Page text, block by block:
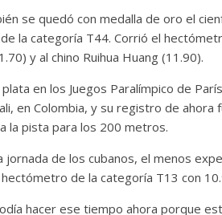
se quedó con medalla de oro el
la categoría T44. Corrió el
y al chino Ruihua Huang (11.90).
en los Juegos Paralímpico de
en Colombia, y su registro de
la pista para los 200 metros.
jornada de los cubanos, el menos
de la categoría T13 con
hacer ese tiempo ahora porque
Divertida
dramática
29 diciembre, 2025